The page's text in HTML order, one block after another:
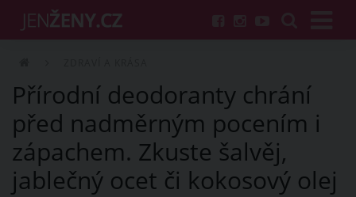
Přírodní deodoranty chrání
před nadměrným pocením i
zápachem. Zkuste šalvěj,
jablečný ocet či kokosový olej